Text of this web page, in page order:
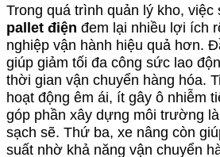
Trong quá trình quản lý kho, việc
pallet điện đem lại nhiều lợi ích
nghiệp vận hành hiệu quả hơn.
giúp giảm tối đa công sức lao
thời gian vận chuyển hàng hóa.
hoạt động êm ái, ít gây ô nhiễm
góp phần xây dựng môi trường
sạch sẽ. Thứ ba, xe nâng còn
suất nhờ khả năng vận chuyển